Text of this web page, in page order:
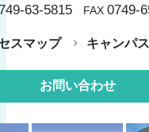
63-5815FAX 0749-
スマップ キャンパ
お問い合わせ